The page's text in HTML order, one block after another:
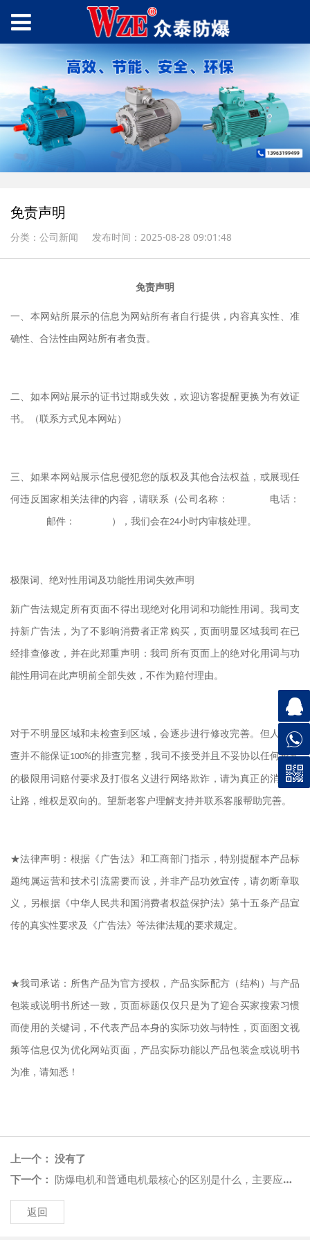
免责声明
分类：公司新闻 发布时间：2025-08-28 09:01:48
免责声明
一、本网站所展示的信息为网站所有者自行提供，内容真实性、准
确性、合法性由网站所有者负责。
二、如本网站展示的证书过期或失效，欢迎访客提醒更换为有效证
书。（联系方式见本网站）
三、如果本网站展示信息侵犯您的版权及其他合法权益，或展现任
何违反国家相关法律的内容，请联系（公司名称： 电话：
邮件： ），我们会在24小时内审核处理。
极限词、绝对性用词及功能性用词失效声明
新广告法规定所有页面不得出现绝对化用词和功能性用词。我司支
持新广告法，为了不影响消费者正常购买，页面明显区域我司在已
经排查修改，并在此郑重声明：我司所有页面上的绝对化用词与功
能性用词在此声明前全部失效，不作为赔付理由。
对于不明显区域和未检查到区域，会逐步进行修改完善。但人工排
查并不能保证100%的排查完整，我司不接受并且不妥协以任何形式
的极限用词赔付要求及打假名义进行网络欺诈，请为真正的消费者
让路，维权是双向的。望新老客户理解支持并联系客服帮助完善。
★法律声明：根据《广告法》和工商部门指示，特别提醒本产品标
题纯属运营和技术引流需要而设，并非产品功效宣传，请勿断章取
义，另根据《中华人民共和国消费者权益保护法》第十五条产品宣
传的真实性要求及《广告法》等法律法规的要求规定。
★我司承诺：所售产品为官方授权，产品实际配方（结构）与产品
包装或说明书所述一致，页面标题仅仅只是为了迎合买家搜索习惯
而使用的关键词，不代表产品本身的实际功效与特性，页面图文视
频等信息仅为优化网站页面，产品实际功能以产品包装盒或说明书
为准，请知悉！
上一个： 没有了
下一个： 防爆电机和普通电机最核心的区别是什么，主要应用在哪些场景？
返回